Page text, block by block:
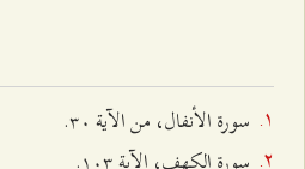
سورة الأنفال، من الآية ٣۰.
سورة الكهف، الآية ۱۰٣.